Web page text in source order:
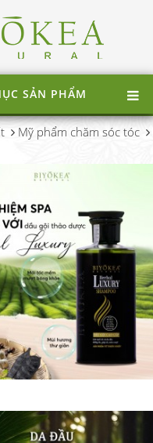
SẢN PHẨM
Mỹ phẩm chăm sóc tóc